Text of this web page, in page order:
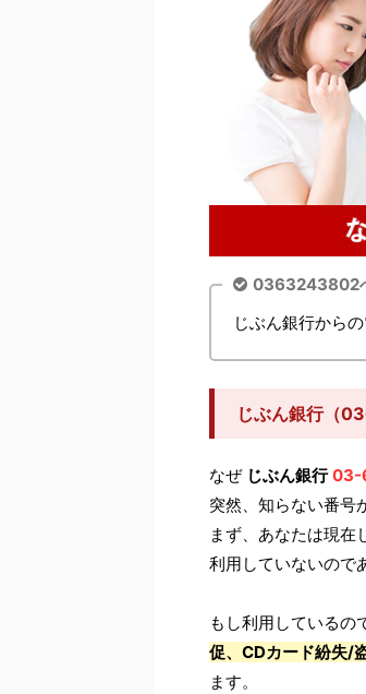
0363243802
じぶん銀行から
じぶん銀行（
なぜ じぶん銀行 03-
突然、知らない番号
まず、あなたは現在
利用していないので
もし利用しているの
促、CDカード紛失/
ます。